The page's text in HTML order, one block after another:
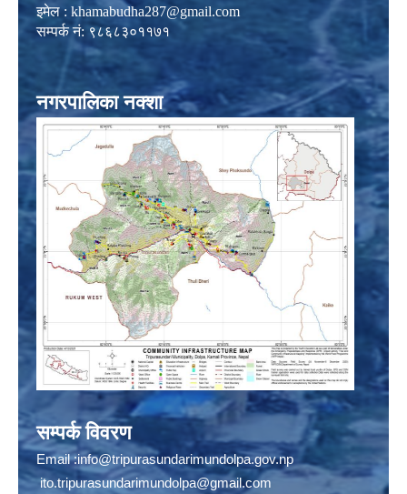
इमेल : khamabudha287@gmail.com
सम्पर्क नं: ९८६८३०११७१
नगरपालिका नक्शा
सम्पर्क विवरण
Email :info@tripurasundarimundolpa.gov.np
ito.tripurasundarimundolpa@gmail.com